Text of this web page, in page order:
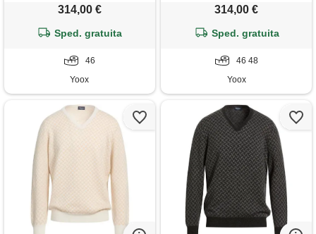
314,00 €
Sped. gratuita
46
Yoox
314,00 €
Sped. gratuita
46 48
Yoox